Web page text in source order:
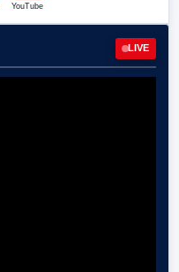
YouTube
LIVE